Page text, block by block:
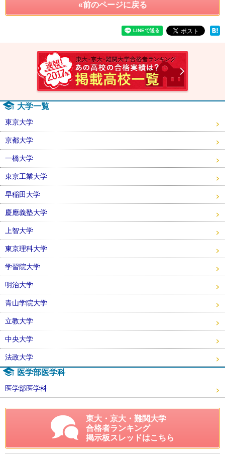
«前のページに戻る
大学一覧
東京大学
京都大学
一橋大学
東京工業大学
早稲田大学
慶應義塾大学
上智大学
東京理科大学
学習院大学
明治大学
青山学院大学
立教大学
中央大学
法政大学
医学部医学科
医学部医学科
東大・京大・難関大学
合格者ランキング
掲示板スレッドはこちら